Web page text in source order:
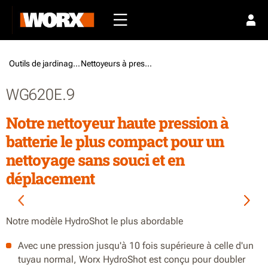
Outils de jardinage / Nettoyeurs à pression
WG620E.9
Notre nettoyeur haute pression à
batterie le plus compact pour un
nettoyage sans souci et en
déplacement
Notre modèle HydroShot le plus abordable
Avec une pression jusqu'à 10 fois supérieure à celle d'un
tuyau normal, Worx HydroShot est conçu pour doubler